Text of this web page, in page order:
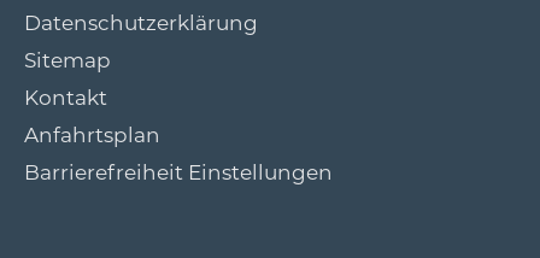
Datenschutzerklärung
Sitemap
Kontakt
Anfahrtsplan
Barrierefreiheit Einstellungen